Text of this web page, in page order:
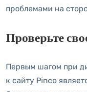
проблемами на
Проверьте
Первым шагом при
к сайту Pinco